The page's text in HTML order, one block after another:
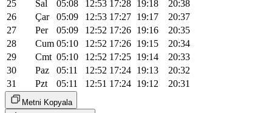
25
Sal 05:08 12:53 17:28 19:18
20:38
26
Çar 05:09 12:53 17:27 19:17
20:37
27
Per 05:09 12:52 17:26 19:16
20:35
28
Cum 05:10 12:52 17:26 19:15
20:34
29
Cmt 05:10 12:52 17:25 19:14
20:33
30
Paz 05:11 12:52 17:24 19:13
20:32
31
Pzt 05:11 12:51 17:24 19:12 20:31
Metni Kopyala